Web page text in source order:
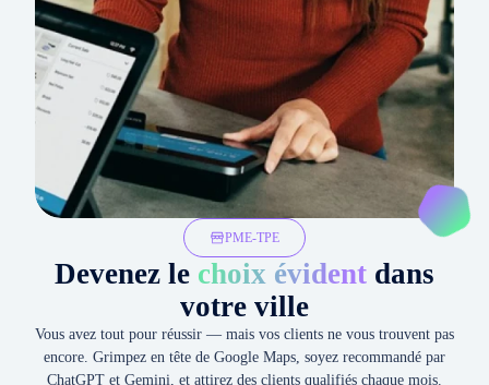
PME-TPE
Devenez le choix évident dans
votre ville
Vous avez tout pour réussir — mais vos clients ne vous trouvent pas
encore. Grimpez en tête de Google Maps, soyez recommandé par
ChatGPT et Gemini, et attirez des clients qualifiés chaque mois.